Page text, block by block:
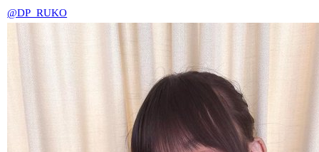
@DP_RUKO